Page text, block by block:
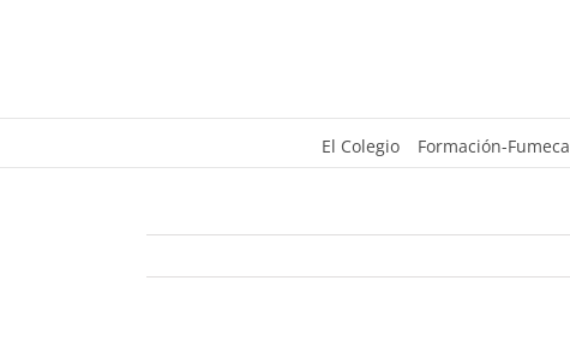
El Colegio Formación-Fumeca